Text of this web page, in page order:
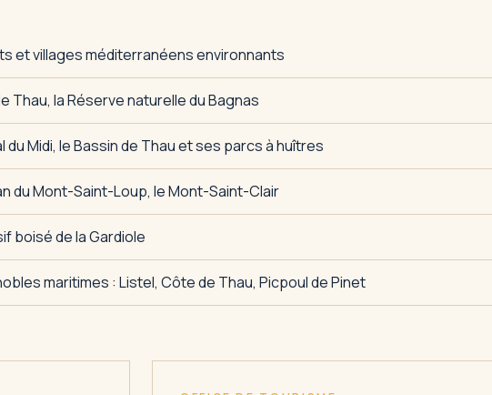
et villages méditerranéens environnants
Thau, la Réserve naturelle du Bagnas
du Midi, le Bassin de Thau et ses parcs à huîtres
du Mont-Saint-Loup, le Mont-Saint-Clair
boisé de la Gardiole
maritimes : Listel, Côte de Thau, Picpoul de Pinet